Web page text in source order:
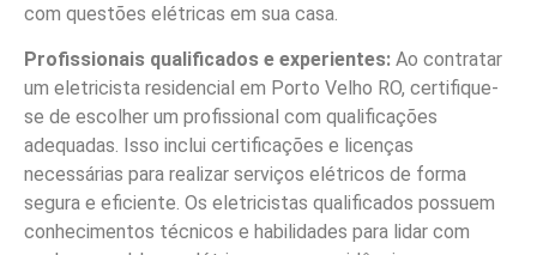
com questões elétricas em sua casa.
Profissionais qualificados e experientes: Ao contratar
um eletricista residencial em Porto Velho RO, certifique-
se de escolher um profissional com qualificações
adequadas. Isso inclui certificações e licenças
necessárias para realizar serviços elétricos de forma
segura e eficiente. Os eletricistas qualificados possuem
conhecimentos técnicos e habilidades para lidar com